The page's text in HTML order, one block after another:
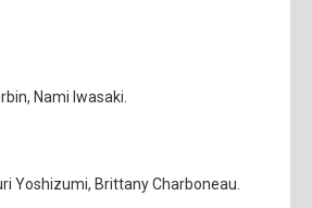
Nami Iwasaki.
Yoshizumi, Brittany Charboneau.